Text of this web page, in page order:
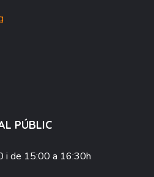
PÚBLIC
i de 15:00 a 16:30h